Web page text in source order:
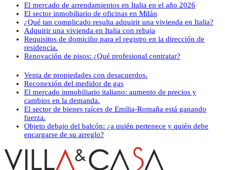
El mercado de arrendamientos en Italia en el año 2026
El sector inmobiliario de oficinas en Milán
¿Qué tan complicado resulta adquirir una vivienda en Italia?
Adquirir una vivienda en Italia con rebaja
Requisitos de domicilio para el registro en la dirección de
residencia.
Renovación de pisos: ¿Qué profesional contratar?
Venta de propiedades con desacuerdos.
Reconexión del medidor de gas
El mercado inmobiliario italiano: aumento de precios y
cambios en la demanda.
El sector de bienes raíces de Emilia-Romaña está ganando
fuerza.
Objeto debajo del balcón: ¿a quién pertenece y quién debe
encargarse de su arreglo?